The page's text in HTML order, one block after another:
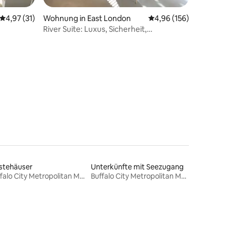
Durchschnittliche Bewertung: 4,97 von 5, 31 Bewertungen
4,97 (31)
Wohnung in East London Durchschnittliche
4,96 (156)
River Suite: Luxus, Sicherheit,
Buffalo City Metropolitan Municipality
Unterkünfte mit Seezugang
Buffalo City Metropolitan Municipality